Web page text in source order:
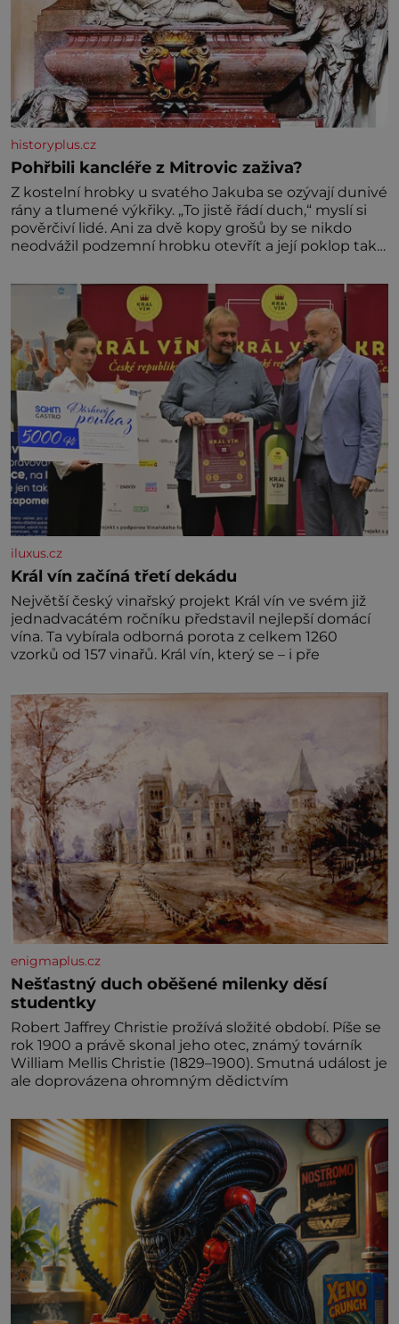
historyplus.cz
Pohřbili kancléře z Mitrovic zaživa?
Z kostelní hrobky u svatého Jakuba se ozývají dunivé
rány a tlumené výkřiky. „To jistě řádí duch,“ myslí si
pověrčiví lidé. Ani za dvě kopy grošů by se nikdo
neodvážil podzemní hrobku otevřít a její poklop tak
divné burácení skutečně ustane. Když o mnoho let
později hrobku
iluxus.cz
Král vín začíná třetí dekádu
Největší český vinařský projekt Král vín ve svém již
jednadvacátém ročníku představil nejlepší domácí
vína. Ta vybírala odborná porota z celkem 1260
vzorků od 157 vinařů. Král vín, který se – i pře
enigmaplus.cz
Nešťastný duch oběšené milenky děsí
studentky
Robert Jaffrey Christie prožívá složité období. Píše se
rok 1900 a právě skonal jeho otec, známý továrník
William Mellis Christie (1829–1900). Smutná událost je
ale doprovázena ohromným dědictvím